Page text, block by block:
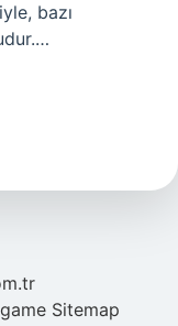
bazı
Sitemap